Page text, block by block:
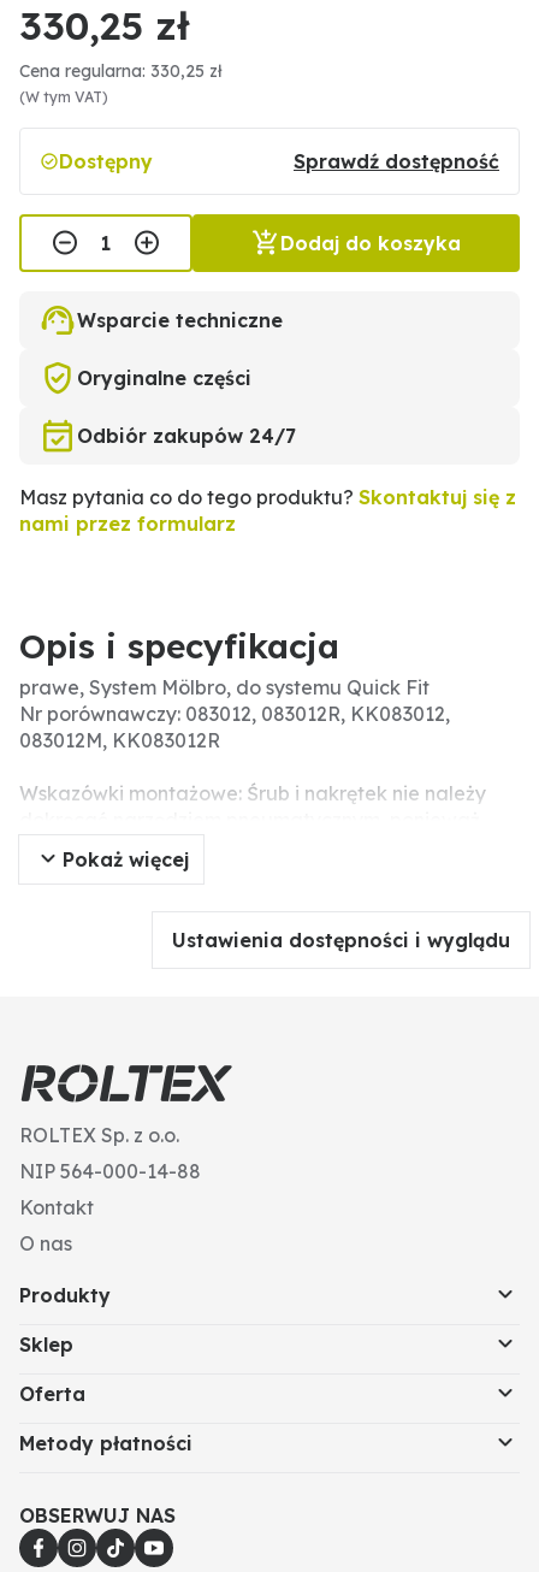
330,25 zł
Cena regularna: 330,25 zł
(W tym VAT)
Dostępny Sprawdź dostępność
Dodaj do koszyka
Wsparcie techniczne
Oryginalne części
Odbiór zakupów 24/7
Masz pytania co do tego produktu? Skontaktuj się z
nami przez formularz
Opis i specyfikacja
prawe, System Mölbro, do systemu Quick Fit
Nr porównawczy: 083012, 083012R, KK083012,
083012M, KK083012R
Wskazówki montażowe: Śrub i nakrętek nie należy
może prowadzić to do uszkodzeń części roboczej
(pęknięcia związane z napięciem).
Pokaż więcej
Ustawienia dostępności i wyglądu
ROLTEX Sp. z o.o.
NIP 564-000-14-88
Kontakt
O nas
Produkty
Sklep
Oferta
Metody płatności
OBSERWUJ NAS